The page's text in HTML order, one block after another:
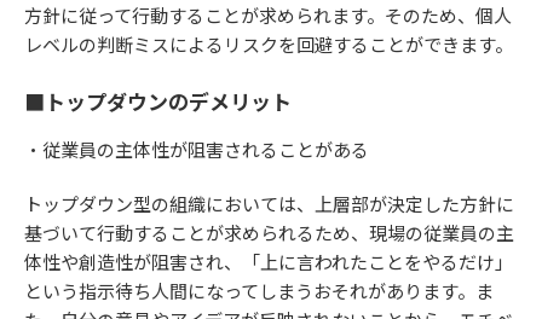
方針に従って行動することが求められます。そのため、個人
レベルの判断ミスによるリスクを回避することができます。
■トップダウンのデメリット
・従業員の主体性が阻害されることがある
トップダウン型の組織においては、上層部が決定した方針に
基づいて行動することが求められるため、現場の従業員の主
体性や創造性が阻害され、「上に言われたことをやるだけ」
という指示待ち人間になってしまうおそれがあります。ま